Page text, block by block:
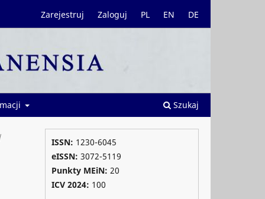
Szukaj
Zarejestruj Zaloguj PL EN DE
ISSN: 1230-6045
eISSN: 3072-5119
Punkty MEiN: 20
ICV 2024: 100